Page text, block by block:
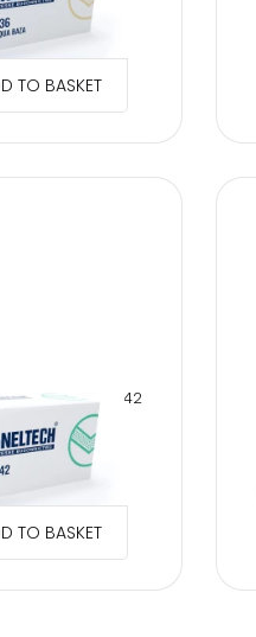
3.89
TO BASKET
EPS 042
FACADE
1.34
TO BASKET